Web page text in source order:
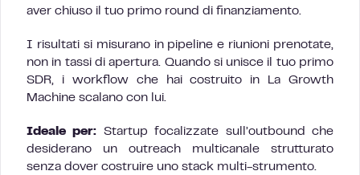
aver chiuso il tuo primo round di finanziamento.
I risultati si misurano in pipeline e riunioni prenotate,
non in tassi di apertura. Quando si unisce il tuo primo
SDR, i workflow che hai costruito in La Growth
Machine scalano con lui.
Ideale per: Startup focalizzate sull’outbound che
desiderano un outreach multicanale strutturato
senza dover costruire uno stack multi-strumento.